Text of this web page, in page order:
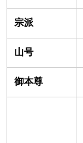
宗派
山号
御本尊